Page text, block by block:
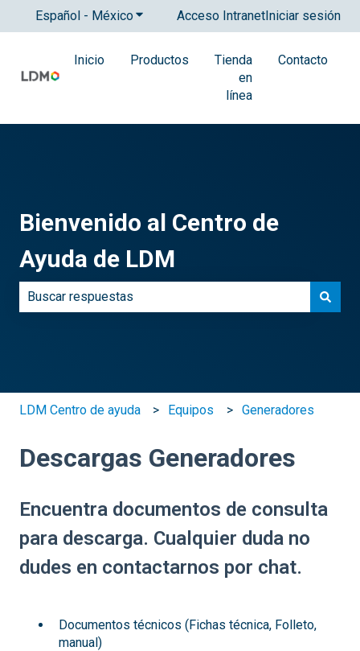
Español - MéxicoTraducciones de Mostrar submenú para
Acceso IntranetIniciar sesión
Inicio Productos
Tienda
en
línea
Contacto
Bienvenido al Centro de
Ayuda de LDM
LDM Centro de ayuda Equipos Generadores
Descargas Generadores
Encuentra documentos de consulta
para descarga. Cualquier duda no
dudes en contactarnos por chat.
Documentos técnicos (Fichas técnica, Folleto,
manual)